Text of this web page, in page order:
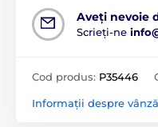
Aveți nevoie
Scrieți-ne
Cod produs: P35446
Informații despre